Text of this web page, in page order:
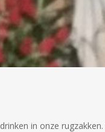
in onze